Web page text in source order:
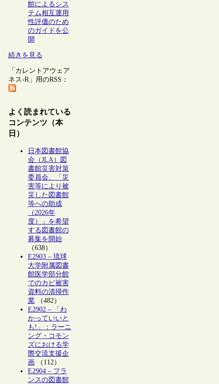
館によるシス
テム相互運用
性評価のため
のガイドを公
開
続きを見る
「カレントアウェア
ネス-R」用のRSS：
よく読まれている
コンテンツ（本
日）
日本図書館協
会（JLA）図
書館災害対策
委員会、「災
害等により被
災した図書館
等への助成
（2026年
度）」を希望
する図書館の
募集を開始
（638）
E2903 – 琉球
大学附属図書
館医学部分館
でのカビ被害
資料の清掃作
業（482）
E2902 – 「わ
かっていいと
も!」：ラーニ
ング・コモン
ズにおける学
際交流支援企
画 （112）
E2904 – フラ
ンスの図書館